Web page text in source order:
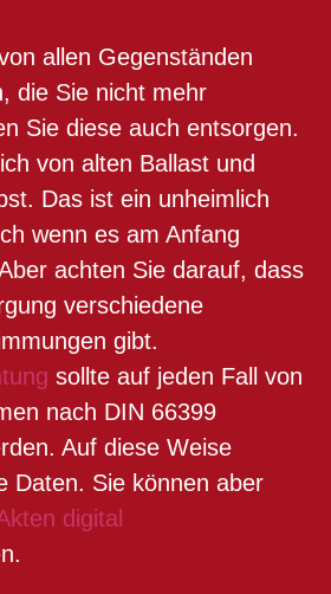
allen Gegenständen
die Sie nicht mehr
Sie diese auch entsorgen.
von alten Ballast und
Das ist ein unheimlich
wenn es am Anfang
achten Sie darauf, dass
verschiedene
gibt.
sollte auf jeden Fall von
nach DIN 66399
Auf diese Weise
Daten. Sie können aber
digital